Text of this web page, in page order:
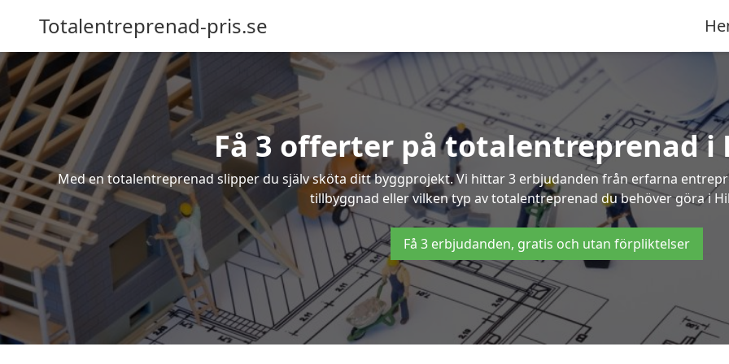
Totalentreprenad-pris.se
Få 3 offerter på totalentreprenad
Med en totalentreprenad slipper du själv sköta ditt byggprojekt. Vi hittar 3 erbjudanden från erfarna
tillbyggnad eller vilken typ av totalentreprenad du behöver göra i
Få 3 erbjudanden, gratis och utan förpliktelser